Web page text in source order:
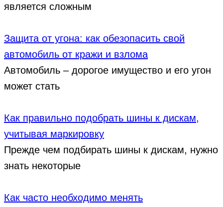
является сложным
Защита от угона: как обезопасить свой
автомобиль от кражи и взлома
Автомобиль – дорогое имущество и его угон
может стать
Как правильно подобрать шины к дискам,
учитывая маркировку
Прежде чем подбирать шины к дискам, нужно
знать некоторые
Как часто необходимо менять